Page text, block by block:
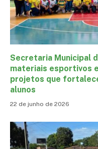
Secretaria Municipal
materiais esportivos
projetos que
alunos
22 de junho de 2026